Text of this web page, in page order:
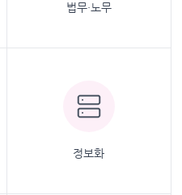
법무·노무
정보화